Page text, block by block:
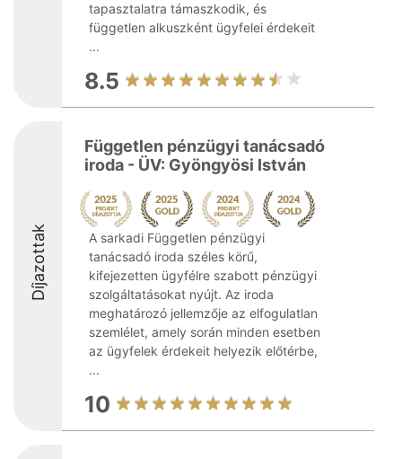
tapasztalatra támaszkodik, és
független alkuszként ügyfelei érdekeit
...
8.5
Díjazottak
Független pénzügyi tanácsadó
iroda - ÜV: Gyöngyösi István
A sarkadi Független pénzügyi
tanácsadó iroda széles körű,
kifejezetten ügyfélre szabott pénzügyi
szolgáltatásokat nyújt. Az iroda
meghatározó jellemzője az elfogulatlan
szemlélet, amely során minden esetben
az ügyfelek érdekeit helyezik előtérbe,
...
10